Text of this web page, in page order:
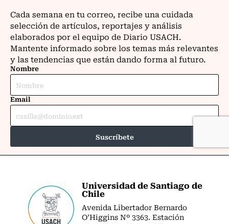
Universidad de Santiago de
Chile
Avenida Libertador Bernardo
O’Higgins Nº 3363. Estación